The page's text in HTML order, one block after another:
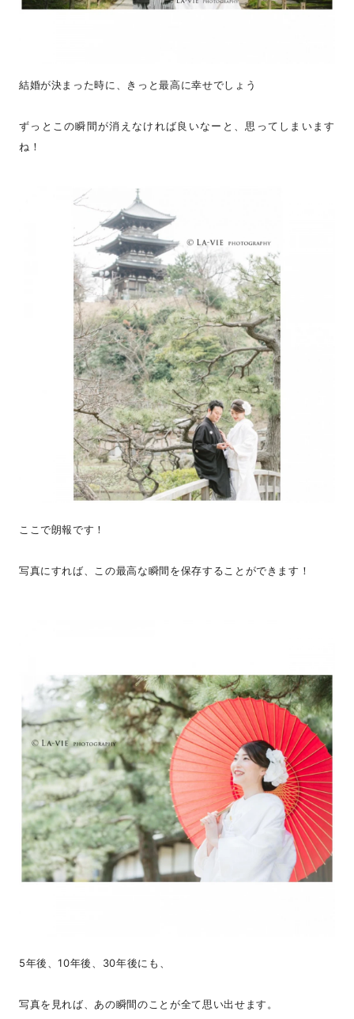
結婚が決まった時に、きっと最高に幸せでしょう
ずっとこの瞬間が消えなければ良いなーと、思ってしまいます
ね！
ここで朗報です！
写真にすれば、この最高な瞬間を保存することができます！
5年後、10年後、30年後にも、
写真を見れば、あの瞬間のことが全て思い出せます。